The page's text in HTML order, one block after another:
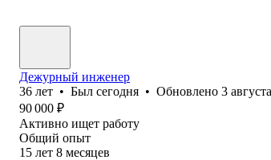
Дежурный инженер
36 лет • Был сегодня • Обновлено 3 августа
90 000 ₽
Активно ищет работу
Общий опыт
15 лет 8 месяцев